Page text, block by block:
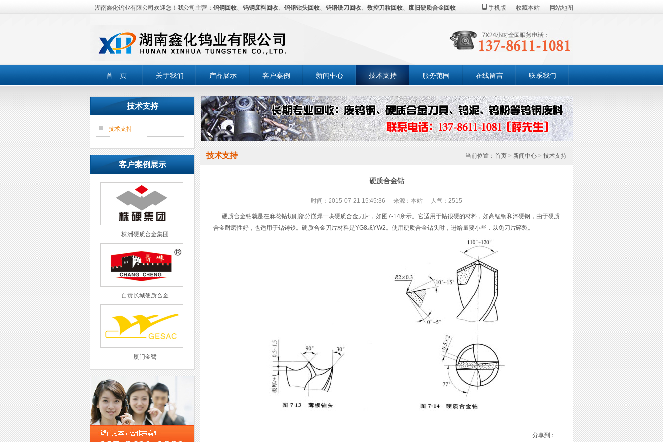
湖南鑫化钨业有限公司欢迎您！我公司主营： 钨钢回收、 钨钢废料回收、 钨钢钻头回收、 钨钢铣刀回收、 数控刀粒回收、 废旧硬质合金回收 手机版 收藏本站 网站地图
首 页 关于我们 产品展示 客户案例 新闻中心 技术支持 服务范围 在线留言 联系我们
技术支持
技术支持
客户案例展示
株洲硬质合金集团
自贡长城硬质合金
厦门金鹭
西工集团
当前位置： 首页 > 新闻中心 > 技术支持
技术支持
硬质合金钻
时间：2015-07-21 15:45:36 来源：本站 人气：2515
硬质合金钻就是在麻花钻切削部分嵌焊一块硬质合金刀片，如图7-14所示。它适用于钻很硬的材料，如高锰钢和淬硬钢，由于硬质
合金耐磨性好，也适用于钻铸铁。硬质合金刀片材料是YG8或YW2。使用硬质合金钻头时，进给量要小些．以免刀片碎裂。
分享到：